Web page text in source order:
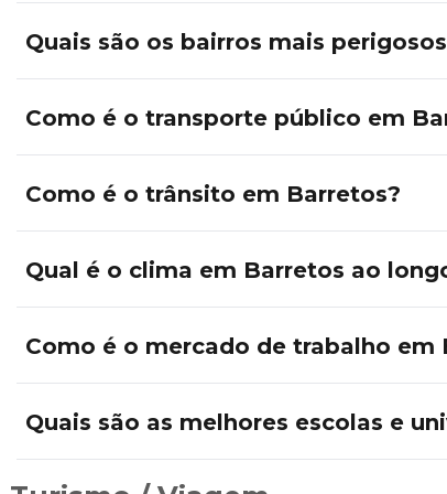
Quais são os bairros mais
Como é o transporte público em
Como é o trânsito em Barretos?
Qual é o clima em Barretos ao
Como é o mercado de trabalho em
Quais são as melhores escolas e